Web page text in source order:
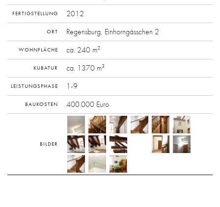
FERTIGSTELLUNG 2012
ORT Regensburg, Einhorngässchen 2
WOHNFLÄCHE ca. 240 m2
KUBATUR ca. 1370 m3
LEISTUNGSPHASE 1-9
BAUKOSTEN 400.000 Euro
BILDER